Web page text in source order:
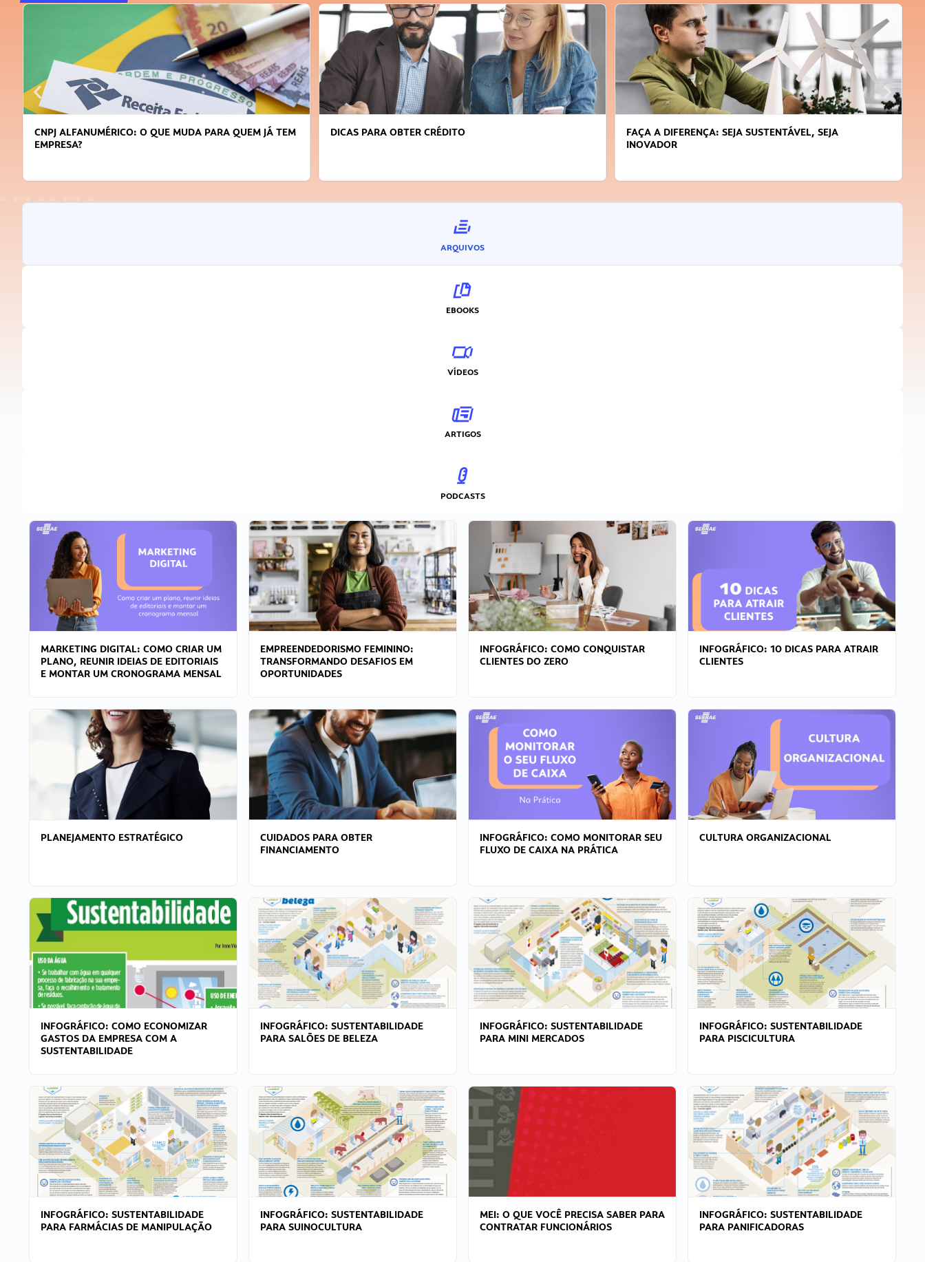
CNPJ ALFANUMÉRICO: O QUE MUDA PARA QUEM JÁ TEM
EMPRESA?
DICAS PARA OBTER CRÉDITO
FAÇA A DIFERENÇA: SEJA SUSTENTÁVEL, SEJA
INOVADOR
ARQUIVOS
EBOOKS
VÍDEOS
ARTIGOS
PODCASTS
MARKETING DIGITAL: COMO CRIAR UM
PLANO, REUNIR IDEIAS DE EDITORIAIS
E MONTAR UM CRONOGRAMA MENSAL
EMPREENDEDORISMO FEMININO:
TRANSFORMANDO DESAFIOS EM
OPORTUNIDADES
INFOGRÁFICO: COMO CONQUISTAR
CLIENTES DO ZERO
INFOGRÁFICO: 10 DICAS PARA ATRAIR
CLIENTES
PLANEJAMENTO ESTRATÉGICO
CUIDADOS PARA OBTER
FINANCIAMENTO
INFOGRÁFICO: COMO MONITORAR SEU
FLUXO DE CAIXA NA PRÁTICA
CULTURA ORGANIZACIONAL
INFOGRÁFICO: COMO ECONOMIZAR
GASTOS DA EMPRESA COM A
SUSTENTABILIDADE
INFOGRÁFICO: SUSTENTABILIDADE
PARA SALÕES DE BELEZA
INFOGRÁFICO: SUSTENTABILIDADE
PARA MINI MERCADOS
INFOGRÁFICO: SUSTENTABILIDADE
PARA PISCICULTURA
INFOGRÁFICO: SUSTENTABILIDADE
PARA FARMÁCIAS DE MANIPULAÇÃO
INFOGRÁFICO: SUSTENTABILIDADE
PARA SUINOCULTURA
MEI: O QUE VOCÊ PRECISA SABER PARA
CONTRATAR FUNCIONÁRIOS
INFOGRÁFICO: SUSTENTABILIDADE
PARA PANIFICADORAS